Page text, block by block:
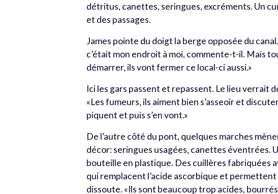
détritus, canettes, seringues, excréments. Un
et des passages.
James pointe du doigt la berge opposée du
c’était mon endroit à moi, commente-t-il. Mais
démarrer, ils vont fermer ce local-ci aussi.»
Ici les gars passent et repassent. Le lieu verrait
«Les fumeurs, ils aiment bien s’asseoir et
piquent et puis s’en vont.»
De l’autre côté du pont, quelques marches
décor: seringues usagées, canettes éventrées.
bouteille en plastique. Des cuillères fabriquées
qui remplacent l’acide ascorbique et permettent
dissoute. «Ils sont beaucoup trop acides,